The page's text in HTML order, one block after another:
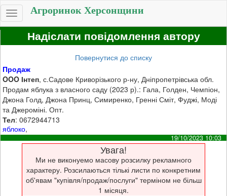
Toggle
navigation
Агроринок Херсонщини
Надіслати повідомлення автору
Повернутися до списку
Продаж
OOO Інтеп, с.Садове Криворізького р-ну, Дніпропетрівська обл.
Продам яблука з власного саду (2023 р).: Гала, Голден, Чемпіон,
Джона Голд, Джона Принц, Симиренко, Гренні Сміт, Фуджі, Моді
та Джероміні. Опт.
Тел: 0672944713
яблоко,
19/10/2023 10:03
Увага!
Ми не виконуемо масову розсилку рекламного
характеру. Розсилаються тількі листи по конкретним
об'явам "купівля/продаж/послуги" терміном не більш
1 місяця.